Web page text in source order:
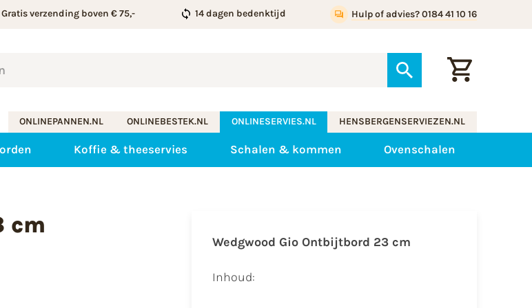
Gratis verzending boven € 75,- 14 dagen bedenktijd Hulp of advies? 0184 41 10 16
ONLINEPANNEN.NL ONLINEBESTEK.NL ONLINESERVIES.NL HENSBERGENSERVIEZEN.NL
Koffie & theeservies Schalen & kommen Ovenschalen
cm
Wedgwood Gio Ontbijtbord 23 cm
Inhoud: